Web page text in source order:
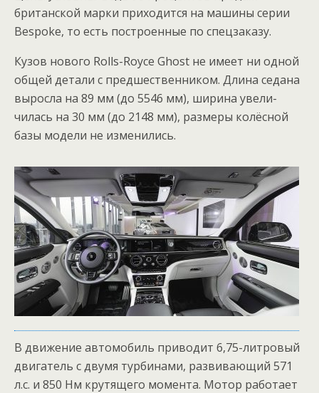
британской марки приходится на машины серии
Bespoke, то есть построенные по спецзаказу.
Кузов нового Rolls-Royce Ghost не имеет ни одной
общей детали с предше­ственником. Длина седана
выросла на 89 мм (до 5546 мм), ширина увели­
чилась на 30 мм (до 2148 мм), размеры колёсной
базы модели не изменились.
В движение автомобиль приводит 6,75-литровый
двигатель с двумя турбинами, развивающий 571
л.с. и 850 Нм крутящего момента. Мотор работает